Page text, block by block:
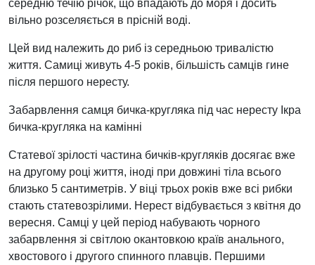
середню течію річок, що впадають до моря і досить
вільно розселяється в прісній воді.
Цей вид належить до риб із середньою тривалістю
життя. Самиці живуть 4-5 років, більшість самців гине
після першого нересту.
Забарвлення самця бичка-кругляка під час нересту Ікра
бичка-кругляка на камінні
Статевої зрілості частина бичків-кругляків досягає вже
на другому році життя, іноді при довжині тіла всього
близько 5 сантиметрів. У віці трьох років вже всі рибки
стають статевозрілими. Нерест відбувається з квітня до
вересня. Самці у цей період набувають чорного
забарвлення зі світлою окантовкою країв анального,
хвостового і другого спинного плавців. Першими